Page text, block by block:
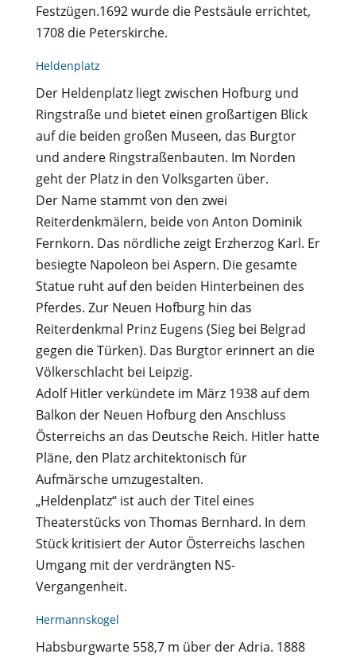
Festzügen.1692 wurde die Pestsäule errichtet,
1708 die Peterskirche.
Heldenplatz
Der Heldenplatz liegt zwischen Hofburg und
Ringstraße und bietet einen großartigen Blick
auf die beiden großen Museen, das Burgtor
und andere Ringstraßenbauten. Im Norden
geht der Platz in den Volksgarten über.
Der Name stammt von den zwei
Reiterdenkmälern, beide von Anton Dominik
Fernkorn. Das nördliche zeigt Erzherzog Karl. Er
besiegte Napoleon bei Aspern. Die gesamte
Statue ruht auf den beiden Hinterbeinen des
Pferdes. Zur Neuen Hofburg hin das
Reiterdenkmal Prinz Eugens (Sieg bei Belgrad
gegen die Türken). Das Burgtor erinnert an die
Völkerschlacht bei Leipzig.
Adolf Hitler verkündete im März 1938 auf dem
Balkon der Neuen Hofburg den Anschluss
Österreichs an das Deutsche Reich. Hitler hatte
Pläne, den Platz architektonisch für
Aufmärsche umzugestalten.
„Heldenplatz“ ist auch der Titel eines
Theaterstücks von Thomas Bernhard. In dem
Stück kritisiert der Autor Österreichs laschen
Umgang mit der verdrängten NS-
Vergangenheit.
Hermannskogel
Habsburgwarte 558,7 m über der Adria. 1888